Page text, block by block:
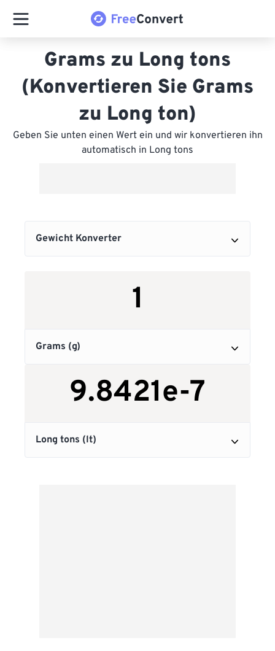
Grams zu Long tons
(Konvertieren Sie Grams
zu Long ton)
Geben Sie unten einen Wert ein und wir konvertieren ihn
automatisch in Long tons